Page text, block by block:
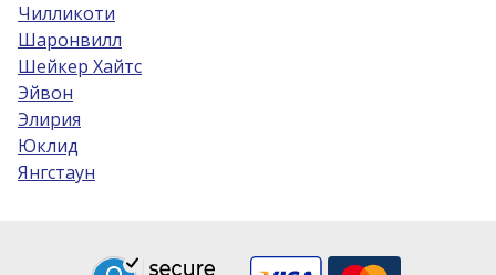
Чилликоти
Шаронвилл
Шейкер Хайтс
Эйвон
Элирия
Юклид
Янгстаун